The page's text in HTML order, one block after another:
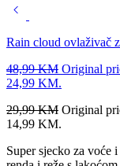
Rain cloud ovlaživač
48,99KM Original
24,99 KM.
29,99KM Original
14,99 KM.
Super sjecko za voće